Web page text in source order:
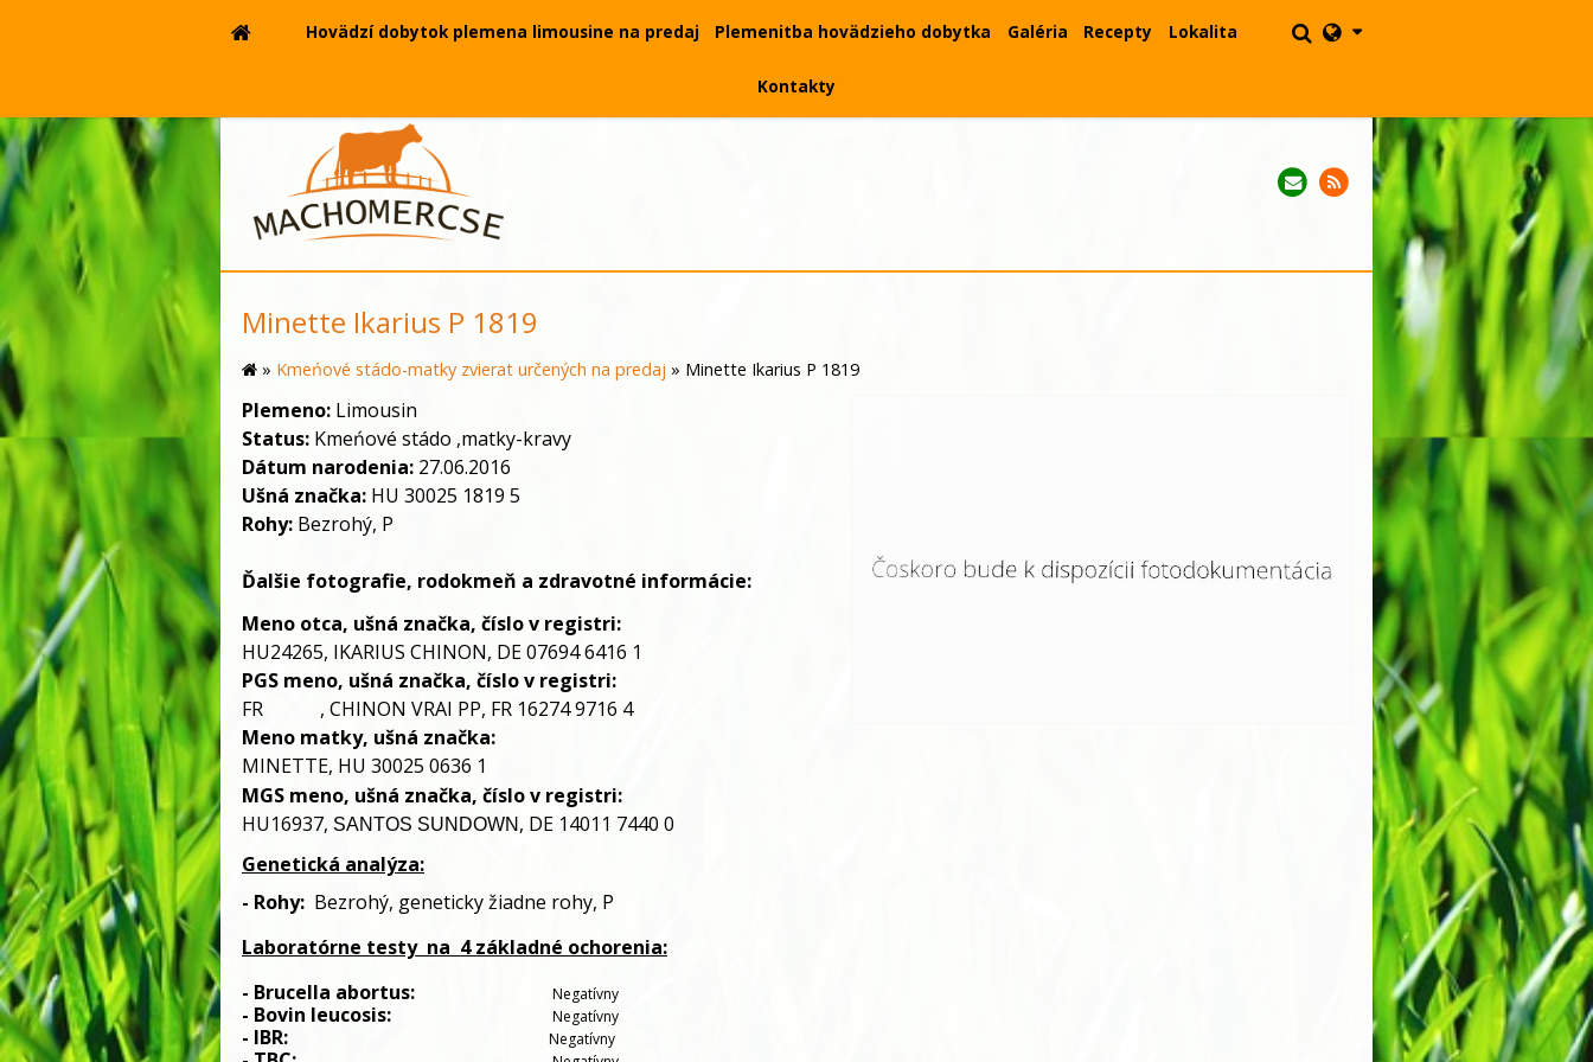
Hovädzí dobytok plemena limousine na predaj Plemenitba hovädzieho dobytka Galéria Recepty Lokalita
Kontakty
Minette Ikarius P 1819
» Kmeńové stádo-matky zvierat určených na predaj » Minette Ikarius P 1819
Plemeno: Limousin
Status: Kmeńové stádo ,matky-kravy
Dátum narodenia: 27.06.2016
Ušná značka: HU 30025 1819 5
Rohy: Bezrohý, P
Ďalšie fotografie, rodokmeň a zdravotné informácie:
Meno otca, ušná značka, číslo v registri:
HU24265, IKARIUS CHINON, DE 07694 6416 1
PGS meno, ušná značka, číslo v registri:
FR , CHINON VRAI PP, FR 16274 9716 4
Meno matky, ušná značka:
MINETTE, HU 30025 0636 1
MGS meno, ušná značka, číslo v registri:
HU16937, SANTOS SUNDOWN , DE 14011 7440 0
Genetická analýza:
- Rohy: Bezrohý, geneticky žiadne rohy, P
Laboratórne testy na 4 základné ochorenia:
- Brucella abortus:
Negatívny
- Bovin leucosis: Negatívny
- IBR: Negatívny